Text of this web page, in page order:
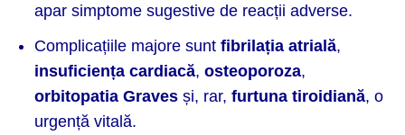
apar simptome sugestive de reacții adverse.
Complicațiile majore suntfibrilația atrială,
insuficiența cardiacă,osteoporoza,
orbitopatia Graves și, rar,furtuna tiroidiană, o
urgență vitală.